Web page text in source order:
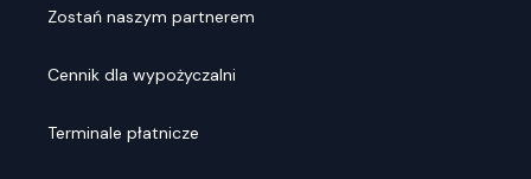
Zostań naszym partnerem
Cennik dla wypożyczalni
Terminale płatnicze